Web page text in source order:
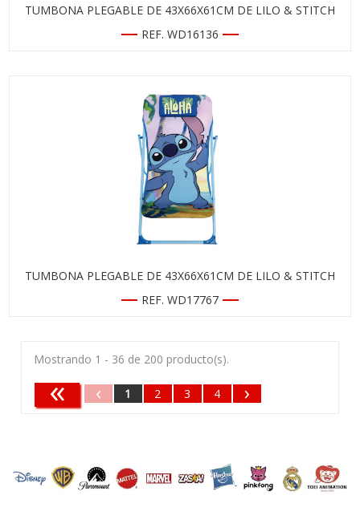
TUMBONA PLEGABLE DE 43X66X61CM DE LILO & STITCH
REF. WD16136
TUMBONA PLEGABLE DE 43X66X61CM DE LILO & STITCH
REF. WD17767
Mostrando 1 - 36 de 200 producto(s).
« ‹ 1 2 3 4 ›